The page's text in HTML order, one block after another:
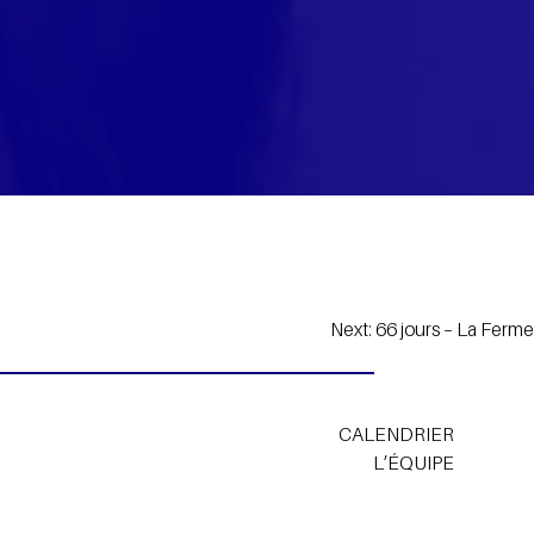
Next: 66 jours – La Ferme
CALENDRIER
L’ÉQUIPE